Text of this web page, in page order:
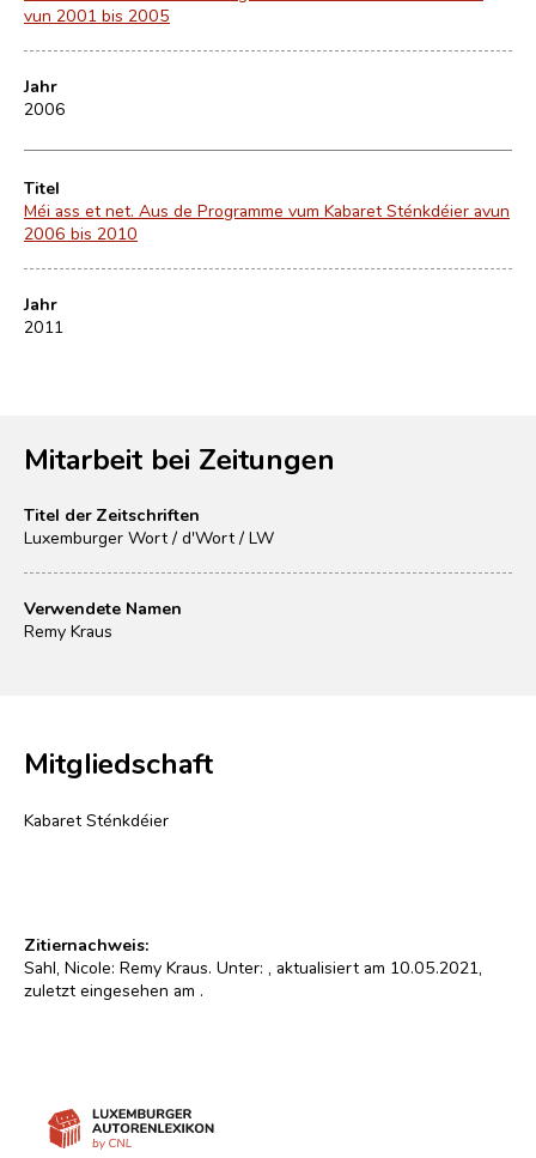
vun 2001 bis 2005
Jahr
2006
Titel
Méi ass et net. Aus de Programme vum Kabaret Sténkdéier avun
2006 bis 2010
Jahr
2011
Mitarbeit bei Zeitungen
Titel der Zeitschriften
Luxemburger Wort / d'Wort / LW
Verwendete Namen
Remy Kraus
Mitgliedschaft
Kabaret Sténkdéier
Zitiernachweis:
Sahl, Nicole: Remy Kraus. Unter:
, aktualisiert am 10.05.2021,
zuletzt eingesehen am .